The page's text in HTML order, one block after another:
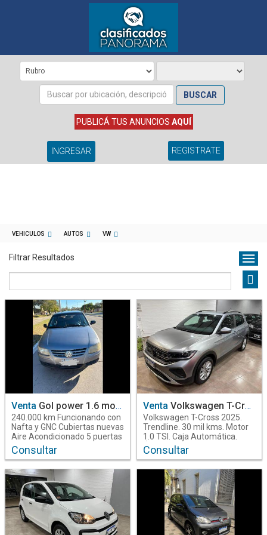
BUSCAR
PUBLICÁ TUS ANUNCIOS AQUÍ
INGRESAR REGISTRATE
VEHICULOS AUTOS VW
Filtrar Resultados
Operacion
Venta
6
Combustible
Nafta
5
Transmision
Automatica
2
Manual
2
Secuencial
1
Año
2007
1
2019
1
2020
Venta Gol power 1.6 mod 2007
240.000 km Funcionando con
Nafta y GNC Cubiertas nuevas
Aire Acondicionado 5 puertas
Consultar
Venta Volkswagen T-Cross 2025
Volkswagen T-Cross 2025.
Trendline. 30 mil kms. Motor
1.0 TSI. Caja Automática.
Única mano. Cubiertas
nuevas. Auxilio sin usar.
garantía. Impecable, sin
detalles. Con garantía.
Mallorca Automóviles.
Calidad en todo lo que
hacemos. Manuel Estrada
N°266, B°Reconquista,
Santiago del Estero -
Consultar